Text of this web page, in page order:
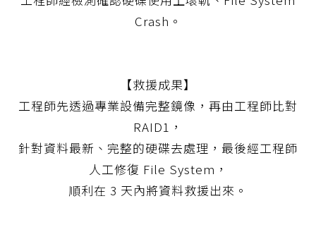
Crash。
【救援成果】
工程師先透過專業設備完整鏡像，再由工程師比對
RAID1，
針對資料最新、完整的硬碟去處理，最後經工程師
人工修復 File System，
順利在 3 天內將資料救援出來。